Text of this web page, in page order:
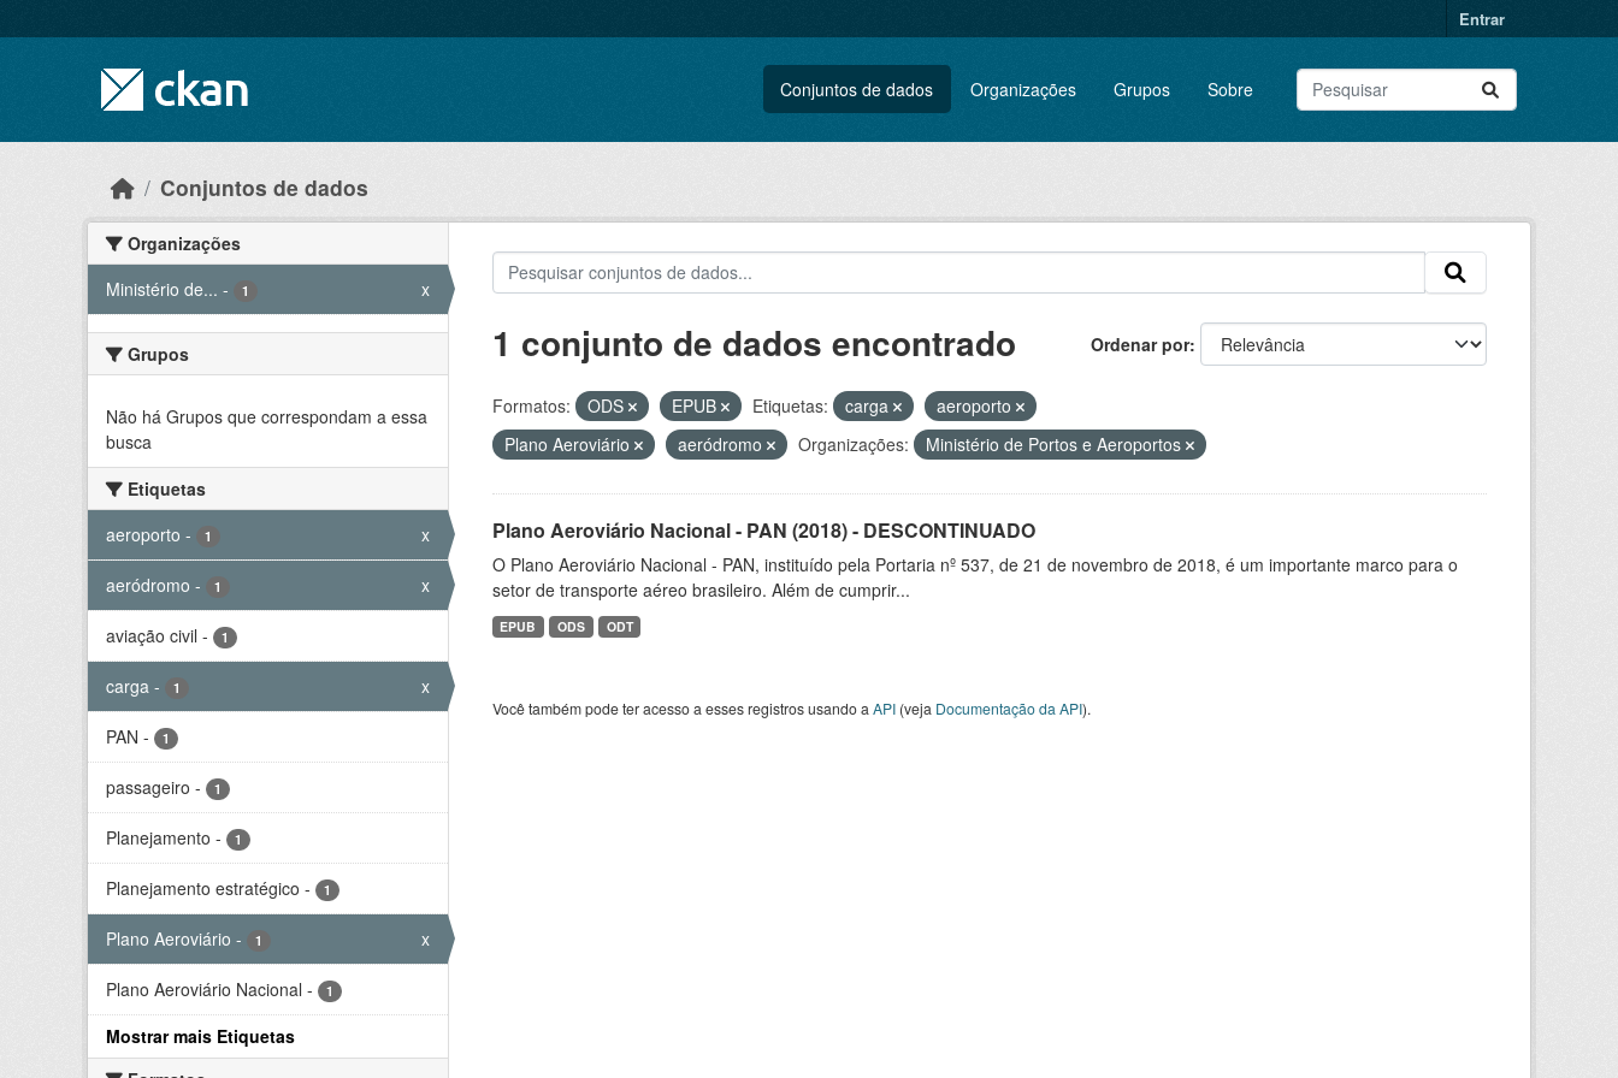
Entrar
Conjuntos de dados Organizações Grupos Sobre
Conjuntos de dados
Organizações
Ministério de... - 1 x
Grupos
Não há Grupos que correspondam a essa
busca
Etiquetas
aeroporto - 1 x
aeródromo - 1 x
aviação civil - 1
carga - 1 x
PAN - 1
passageiro - 1
Planejamento - 1
Planejamento estratégico - 1
Plano Aeroviário - 1 x
Plano Aeroviário Nacional - 1
Mostrar mais Etiquetas
Ordenar por
1 conjunto de dados encontrado
Formatos: ODS EPUB Etiquetas: carga
aeroporto
Plano Aeroviário
aeródromo Organizações: Ministério de Portos e Aeroportos
Plano Aeroviário Nacional - PAN (2018) - DESCONTINUADO
O Plano Aeroviário Nacional - PAN, instituído pela Portaria nº 537, de 21 de novembro de 2018, é um importante marco para o
setor de transporte aéreo brasileiro. Além de cumprir...
EPUB ODS ODT
Você também pode ter acesso a esses registros usando a API(veja Documentação da API).